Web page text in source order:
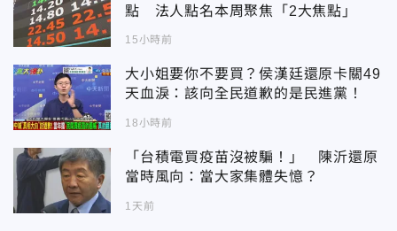
點 法人點名本周聚焦「2大焦點」
15小時前
大小姐要你不要買？侯漢廷還原卡關49
天血淚：該向全民道歉的是民進黨！
18小時前
「台積電買疫苗沒被騙！」 陳沂還原
當時風向：當大家集體失憶？
1天前